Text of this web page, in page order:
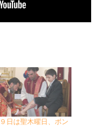
日は聖木曜日、ボン